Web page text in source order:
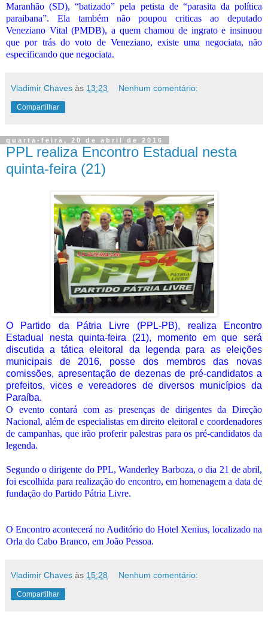
Maranhão (SD), “batizado” pela petista de “parasita da política
paraibana”. Ela também não poupou criticas ao deputado
Veneziano Vital (PMDB), a quem chamou de ingrato e insinuou
que por trás do voto de Veneziano, existe uma negociata, não
especificando que negociata.
Vladimir Chaves às 13:23 Nenhum comentário:
Compartilhar
quarta-feira, 20 de abril de 2016
PPL realiza Encontro Estadual nesta
quinta-feira (21)
O Partido da Pátria Livre (PPL-PB), realiza Encontro
Estadual nesta quinta-feira (21), momento em que será
discutida a tática eleitoral da legenda para as eleições
municipais de 2016, posse dos membros das novas
comissões, apresentação de dezenas de pré-candidatos a
prefeitos, vices e vereadores de diversos municípios da
Paraíba.
O evento contará com as presenças de dirigentes da Direção
Nacional, além de especialistas em direito eleitoral e coordenadores
de campanhas, que irão proferir palestras para os pré-candidatos da
legenda.
Segundo o dirigente do PPL, Wanderley Barboza, o dia 21 de abril,
foi escolhida para realização do encontro, em homenagem a data de
fundação do Partido Pátria Livre.
O Encontro acontecerá no Auditório do Hotel Xenius, localizado na
Orla do Cabo Branco, em João Pessoa.
Vladimir Chaves às 15:28 Nenhum comentário:
Compartilhar